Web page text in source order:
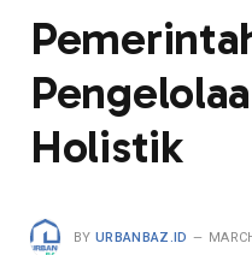
Holistik
BY URBANBAZ.ID